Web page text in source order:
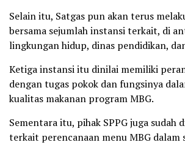
Selain itu, Satgas pun akan terus
bersama sejumlah instansi terkait, di
lingkungan hidup, dinas pendidikan,
Ketiga instansi itu dinilai memiliki
dengan tugas pokok dan fungsinya
kualitas makanan program MBG.
Sementara itu, pihak SPPG juga sudah
terkait perencanaan menu MBG dalam